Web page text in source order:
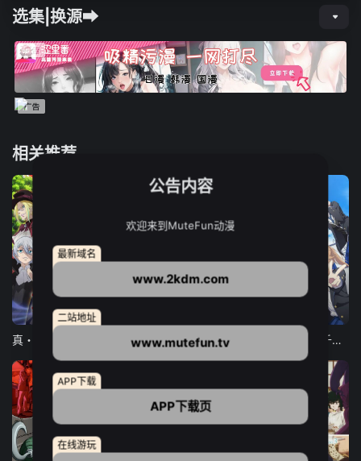
选集|换源➡
相关推荐
12集全
东京猫猫 NEW～♡ 弹珠汽水瓶里的千岁同学
公告内容
欢迎来到MuteFun动漫
最新域名
www.2kdm.com
二站地址
www.mutefun.tv
APP下载
APP下载页
在线游玩